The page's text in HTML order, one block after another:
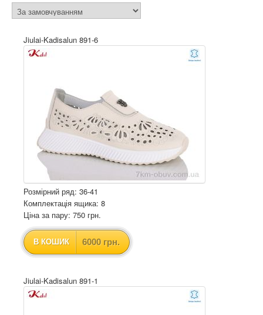
Jiulai-Kadisalun 891-6
Розмірний ряд: 36-41
Комплектація ящика: 8
Ціна за пару: 750 грн.
В КОШИК 6000 грн.
Jiulai-Kadisalun 891-1